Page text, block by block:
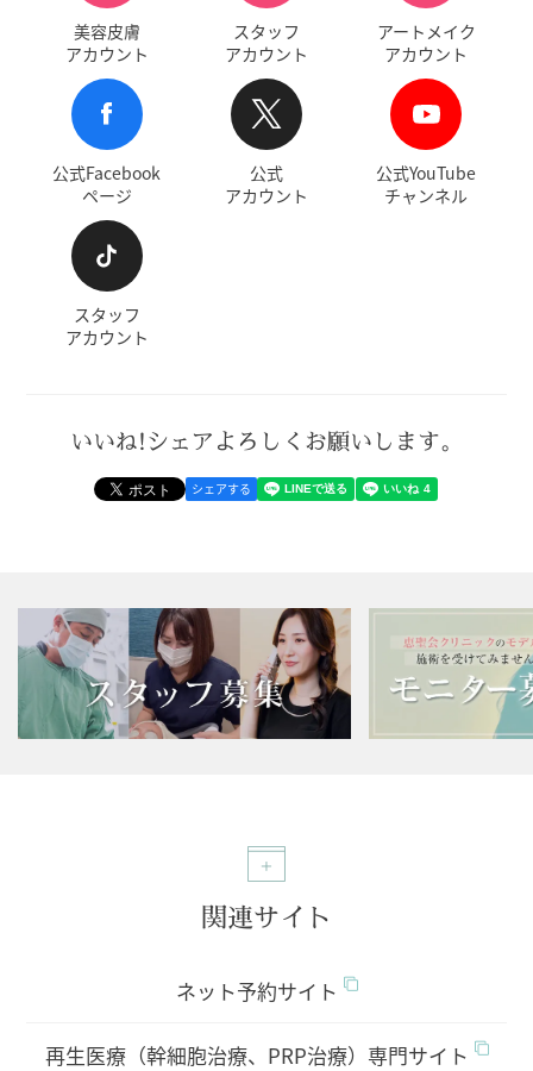
美容皮膚
アカウント
スタッフ
アカウント
アートメイク
アカウント
公式Facebook
ページ
公式
アカウント
公式YouTube
チャンネル
スタッフ
アカウント
いいね!シェアよろしくお願いします。
シェアする
関連サイト
ネット予約サイト
再生医療（幹細胞治療、PRP治療）専門サイト